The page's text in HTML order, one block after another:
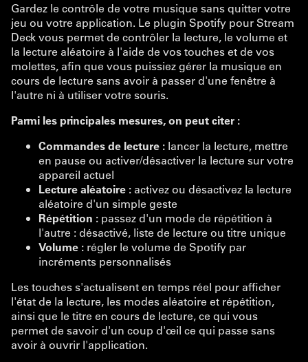
Gardez le contrôle de votre musique sans quitter votre
jeu ou votre application. Le plugin Spotify pour Stream
Deck vous permet de contrôler la lecture, le volume et
la lecture aléatoire à l'aide de vos touches et de vos
molettes, afin que vous puissiez gérer la musique en
cours de lecture sans avoir à passer d'une fenêtre à
l'autre ni à utiliser votre souris.
Parmi les principales mesures, on peut citer :
Commandes de lecture : lancer la lecture, mettre
en pause ou activer/désactiver la lecture sur votre
appareil actuel
Lecture aléatoire : activez ou désactivez la lecture
aléatoire d'un simple geste
Répétition : passez d'un mode de répétition à
l'autre : désactivé, liste de lecture ou titre unique
Volume : régler le volume de Spotify par
incréments personnalisés
Les touches s'actualisent en temps réel pour afficher
l'état de la lecture, les modes aléatoire et répétition,
ainsi que le titre en cours de lecture, ce qui vous
permet de savoir d'un coup d'œil ce qui passe sans
avoir à ouvrir l'application.